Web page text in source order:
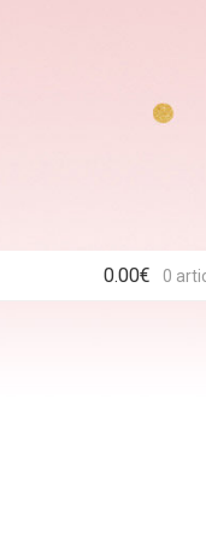
0.00€ 0